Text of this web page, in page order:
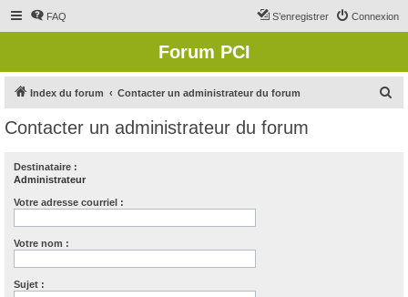
FAQ Connexion
S’enregistrer
Forum PCI
Index du forum Contacter un administrateur du forum
Contacter un administrateur du forum
Destinataire :
Administrateur
Votre adresse courriel :
Votre nom :
Sujet :